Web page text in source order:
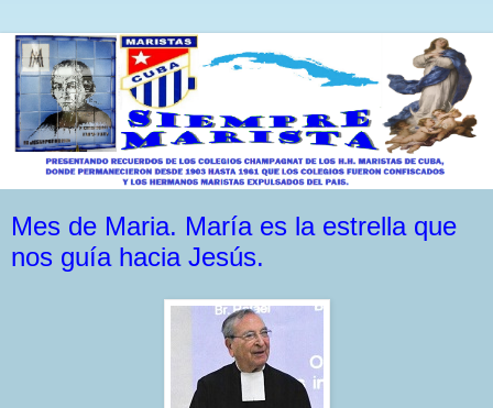
Mes de Maria. María es la estrella que
nos guía hacia Jesús.